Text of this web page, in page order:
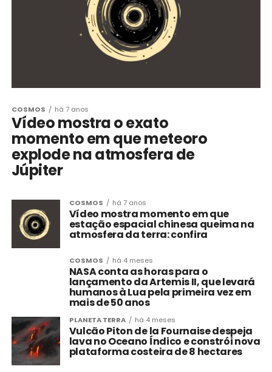
COSMOS há 7 anos
Vídeo mostra o exato
momento em que meteoro
explode na atmosfera de
Júpiter
COSMOS há 7 anos
Vídeo mostra momento em que
estação espacial chinesa queima na
atmosfera da terra: confira
COSMOS há 4 meses
NASA conta as horas para o
lançamento da Artemis II, que levará
humanos à Lua pela primeira vez em
mais de 50 anos
PLANETA TERRA há 4 meses
Vulcão Piton de la Fournaise despeja
lava no Oceano Índico e constrói nova
plataforma costeira de 8 hectares